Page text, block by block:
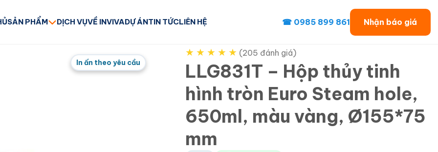
SẢN PHẨM DỊCH VỤVỀ INVIVADỰ ÁNTIN TỨCLIÊN HỆ ☎ 0985 899 861 Nhận báo giá
In ấn theo yêu cầu
★ ★ ★ ★ ★ (205 đánh giá)
LLG831T – Hộp thủy tinh
hình tròn Euro Steam hole,
650ml, màu vàng, Ø155*75
mm